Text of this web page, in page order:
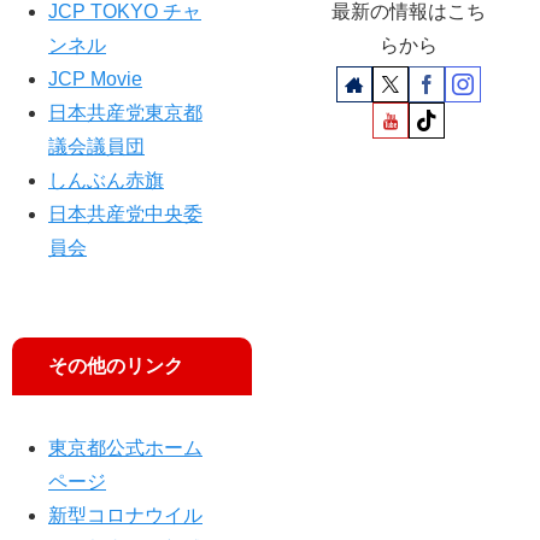
JCP TOKYO チャ
ンネル
JCP Movie
日本共産党東京都
議会議員団
しんぶん赤旗
日本共産党中央委
員会
その他のリンク
東京都公式ホーム
ページ
新型コロナウイル
最新の情報はこち
らから